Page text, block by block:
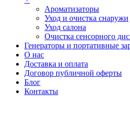
Ароматизаторы
Уход и очистка снаружи
Уход салона
Очистка сенсорного
Генераторы и портативные
О нас
Доставка и оплата
Договор публичной оферты
Блог
Контакты